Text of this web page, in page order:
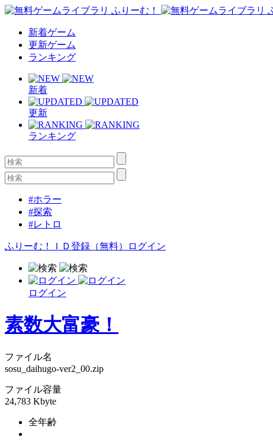
新着ゲーム
更新ゲーム
ランキング
新着
更新
ランキング
#ホラー
#探索
#レトロ
ふりーむ！ＩＤ登録（無料） ログイン
ログイン
素数大富豪！
ファイル名
sosu_daihugo-ver2_00.zip
ファイル容量
24,783 Kbyte
全年齢